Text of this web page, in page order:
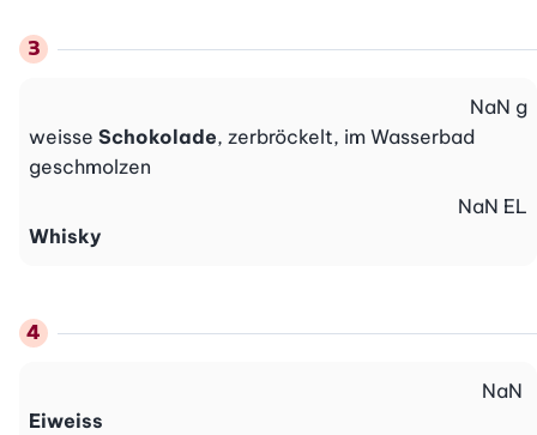
weisse Schokolade, zerbröckelt, im Wasserbad
geschmolzen
NaN g
Whisky
NaN EL
Eiweiss
NaN